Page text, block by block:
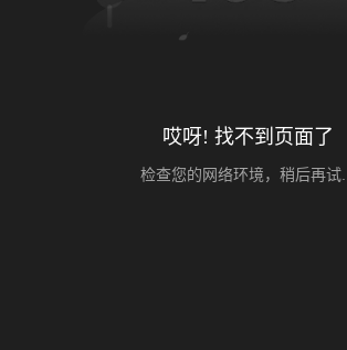
哎呀! 找不到页面了
检查您的网络环境，稍后再试...